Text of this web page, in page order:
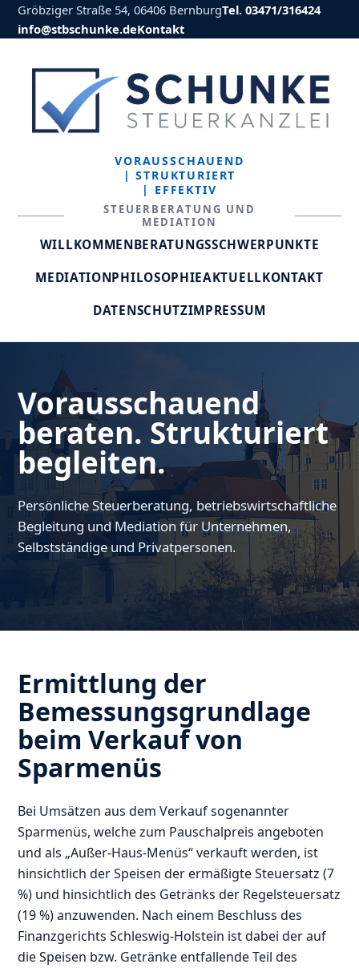
Gröbziger Straße 54, 06406 BernburgTel. 03471/316424
info@stbschunke.deKontakt
VORAUSSCHAUEND
| STRUKTURIERT
| EFFEKTIV
STEUERBERATUNG UND
MEDIATION
WILLKOMMENBERATUNGSSCHWERPUNKTE
MEDIATIONPHILOSOPHIEAKTUELLKONTAKT
DATENSCHUTZIMPRESSUM
Vorausschauend
beraten. Strukturiert
begleiten.
Persönliche Steuerberatung, betriebswirtschaftliche
Begleitung und Mediation für Unternehmen,
Selbstständige und Privatpersonen.
Ermittlung der
Bemessungsgrundlage
beim Verkauf von
Sparmenüs
Bei Umsätzen aus dem Verkauf sogenannter
Sparmenüs, welche zum Pauschalpreis angeboten
und als „Außer-Haus-Menüs“ verkauft werden, ist
hinsichtlich der Speisen der ermäßigte Steuersatz (7
%) und hinsichtlich des Getränks der Regelsteuersatz
(19 %) anzuwenden. Nach einem Beschluss des
Finanzgerichts Schleswig-Holstein ist dabei der auf
die Speisen bzw. Getränke entfallende Teil des